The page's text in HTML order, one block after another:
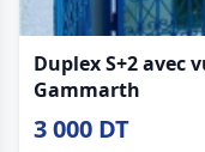
Duplex S+2 avec
Gammarth
3 000 DT